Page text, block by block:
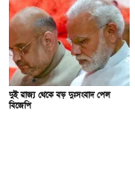
দুই রাজ্য থেকে বড় দুঃসংবাদ পেল
বিজেপি